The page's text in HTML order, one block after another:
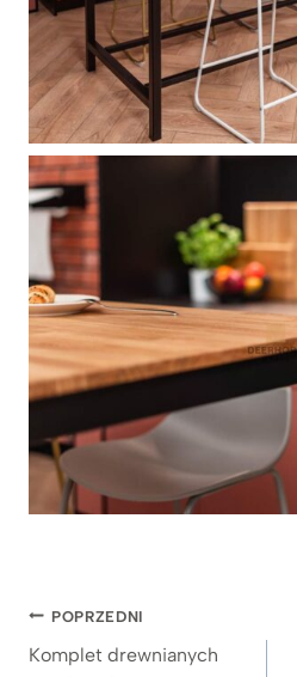
Nawigacja
wpisu
POPRZEDNI
Komplet drewnianych